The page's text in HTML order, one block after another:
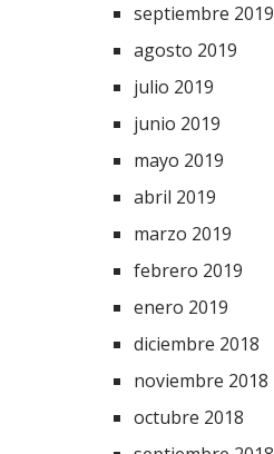
septiembre 2019
agosto 2019
julio 2019
junio 2019
mayo 2019
abril 2019
marzo 2019
febrero 2019
enero 2019
diciembre 2018
noviembre 2018
octubre 2018